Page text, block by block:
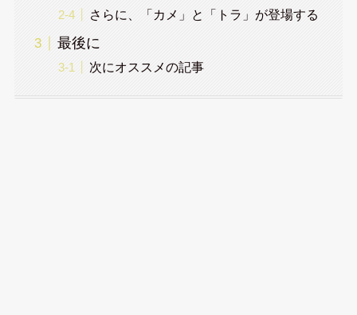
さらに、「カメ」と「トラ」が登場する
最後に
次にオススメの記事